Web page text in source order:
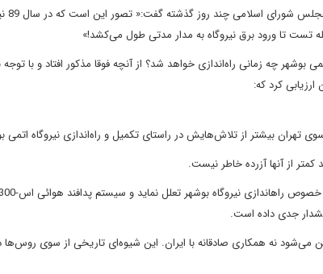
شورای اسلامی چند روز گذشته گفت:« تصور این است که در سال 89
تست تا ورود برق نیروگاه به مدار مدتیطول می‌کشد!»
بوشهر چه زمانی راه‌اندازی خواهد شد؟ از آنچه فوقا مذکور افتاد و با
کرد که:
کمتر از آنها آزرده خاطر نیست.
خصوص راه
جدی داده است.
می‌شود نه همکاری صادقانه با ایران. این شیوه‌ای تاریخی از سوی روس‌ها